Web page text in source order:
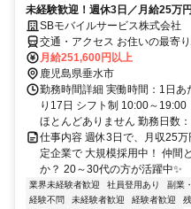
未経験歓迎！週休3日／月給25万
SBモバイルサービス株式会社
交通・アクセス お住いの最寄
月給251,600円以上
鹿児島県垂水市
勤務時間詳細 実働時間：1日
り17日 シフト制 10:00～
ほとんどありません 勤務日数
仕事内容 週休3日で、月収25
定企業で 大規模採用中！ 仲間
か？ 20～30代の方が活躍中✨
業界未経験者歓迎 社員登用あり 副業
経験不問
未経験者歓迎 経験者歓迎